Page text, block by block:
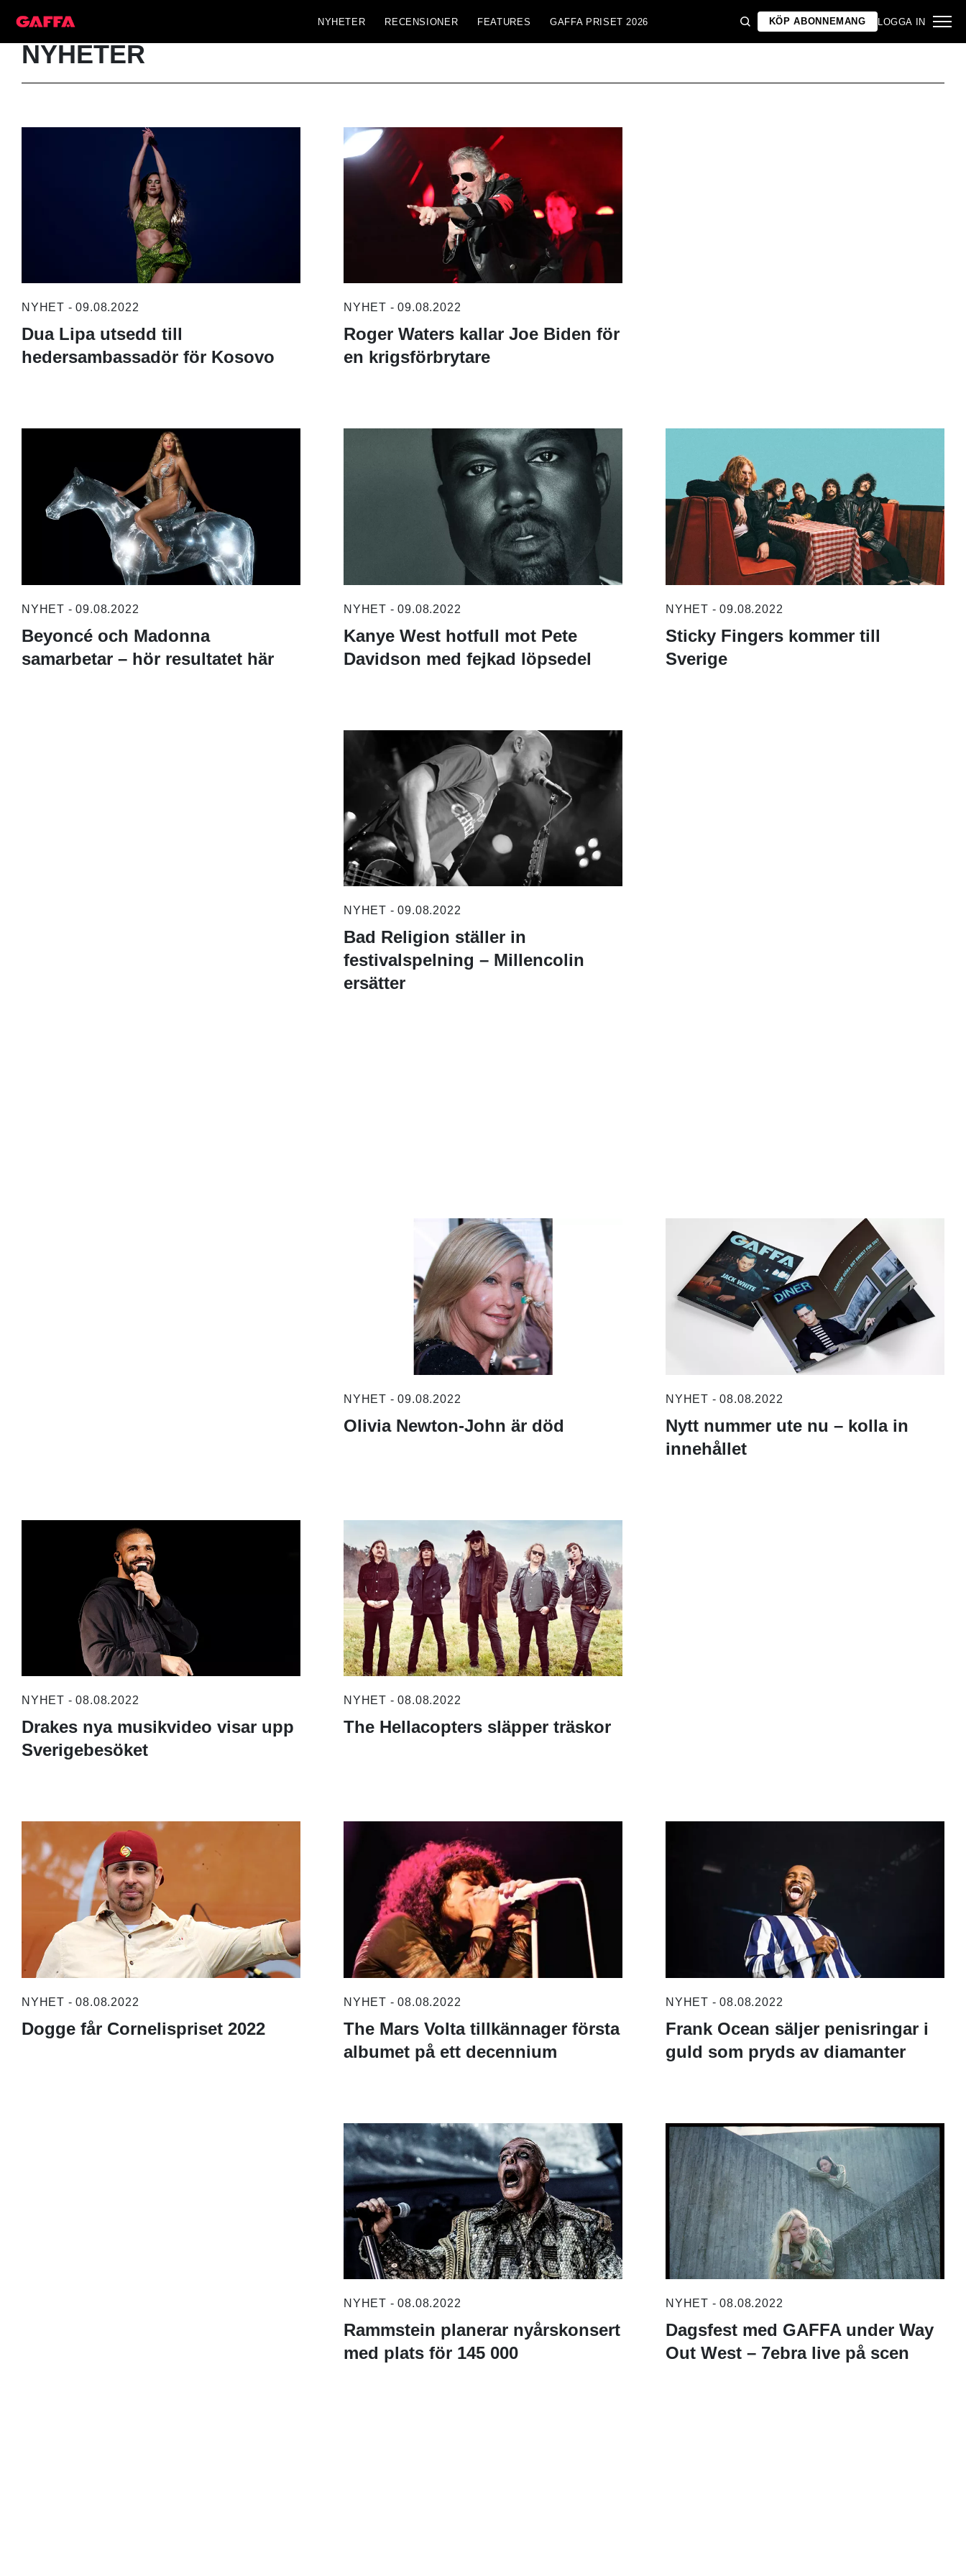
NYHETER RECENSIONER FEATURES GAFFA PRISET 2026 KÖP ABONNEMANG LOGGA IN
NYHETER
NYHET - 09.08.2022
Dua Lipa utsedd till
hedersambassadör för Kosovo
NYHET - 09.08.2022
Roger Waters kallar Joe Biden för
en krigsförbrytare
NYHET - 09.08.2022
Beyoncé och Madonna
samarbetar – hör resultatet här
NYHET - 09.08.2022
Kanye West hotfull mot Pete
Davidson med fejkad löpsedel
NYHET - 09.08.2022
Sticky Fingers kommer till
Sverige
NYHET - 09.08.2022
Bad Religion ställer in
festivalspelning – Millencolin
ersätter
NYHET - 09.08.2022
Olivia Newton-John är död
NYHET - 08.08.2022
Nytt nummer ute nu – kolla in
innehållet
NYHET - 08.08.2022
Drakes nya musikvideo visar upp
Sverigebesöket
NYHET - 08.08.2022
The Hellacopters släpper träskor
NYHET - 08.08.2022
Dogge får Cornelispriset 2022
NYHET - 08.08.2022
The Mars Volta tillkännager första
albumet på ett decennium
NYHET - 08.08.2022
Frank Ocean säljer penisringar i
guld som pryds av diamanter
NYHET - 08.08.2022
Rammstein planerar nyårskonsert
med plats för 145 000
NYHET - 08.08.2022
Dagsfest med GAFFA under Way
Out West – 7ebra live på scen